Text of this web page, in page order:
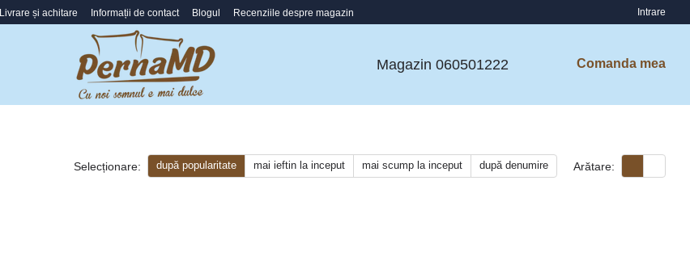
Livrare și achitare Informații de contact Blogul Recenziile despre magazin Intrare
Magazin 060501222 Comanda mea
Selecționare: după popularitate mai ieftin la inceput mai scump la inceput după denumire Arătare: